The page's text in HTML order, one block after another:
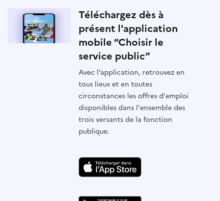
Téléchargez dès à
présent l'application
mobile “Choisir le
service public”
Avec l’application, retrouvez en
tous lieux et en toutes
circonstances les offres d'emploi
disponibles dans l'ensemble des
trois versants de la fonction
publique.